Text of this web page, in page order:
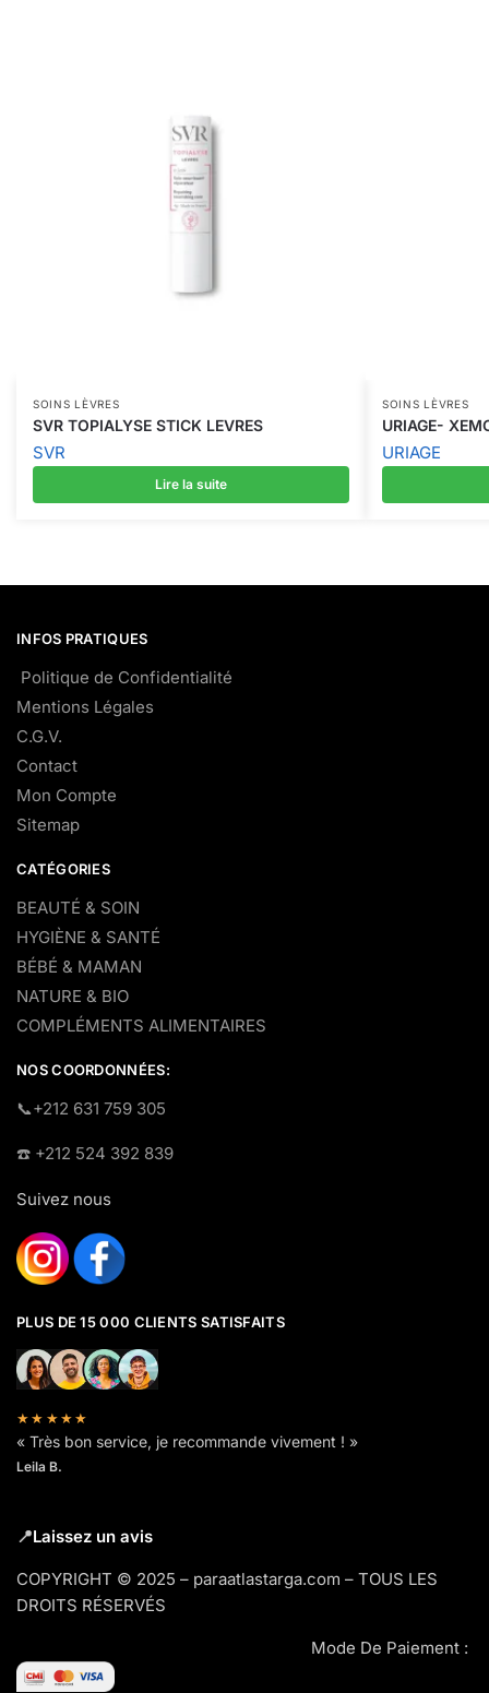
SOINS LÈVRES
SVR TOPIALYSE STICK LEVRES
SVR
Lire la suite
SOINS LÈVRES
URIAGE-
URIAGE
INFOS PRATIQUES
Politique de Confidentialité
Mentions Légales
C.G.V.
Contact
Mon Compte
Sitemap
CATÉGORIES
BEAUTÉ & SOIN
HYGIÈNE & SANTÉ
BÉBÉ & MAMAN
NATURE & BIO
COMPLÉMENTS ALIMENTAIRES
NOS COORDONNÉES:
​📞+212 631 759 305
☎️​ +212 524 392 839
Suivez nous
PLUS DE 15 000 CLIENTS SATISFAITS
★★★★★
« Très bon service, je recommande vivement ! »
Leila B.
📍Laissez un avis
COPYRIGHT © 2025 – paraatlastarga.com – TOUS LES
DROITS RÉSERVÉS
Mode De Paiement :